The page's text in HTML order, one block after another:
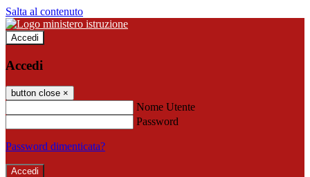
Salta al contenuto
Accedi
Accedi
button close ×
Nome Utente
Password
Password dimenticata?